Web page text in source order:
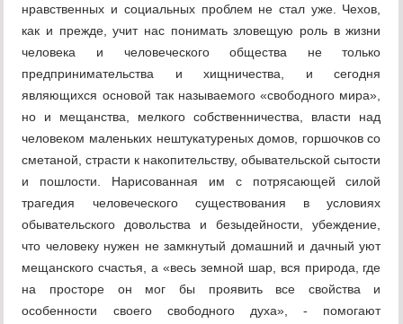
нравственных и социальных проблем не стал уже. Чехов,
как и прежде, учит нас понимать зловещую роль в жизни
человека и человеческого общества не только
предпринимательства и хищничества, и сегодня
являющихся основой так называемого «свободного мира»,
но и мещанства, мелкого собственничества, власти над
человеком маленьких нештукатуреных домов, горшочков со
сметаной, страсти к накопительству, обывательской сытости
и пошлости. Нарисованная им с потрясающей силой
трагедия человеческого существования в условиях
обывательского довольства и безыдейности, убеждение,
что человеку нужен не замкнутый домашний и дачный уют
мещанского счастья, а «весь земной шар, вся природа, где
на просторе он мог бы проявить все свойства и
особенности своего свободного духа», - помогают